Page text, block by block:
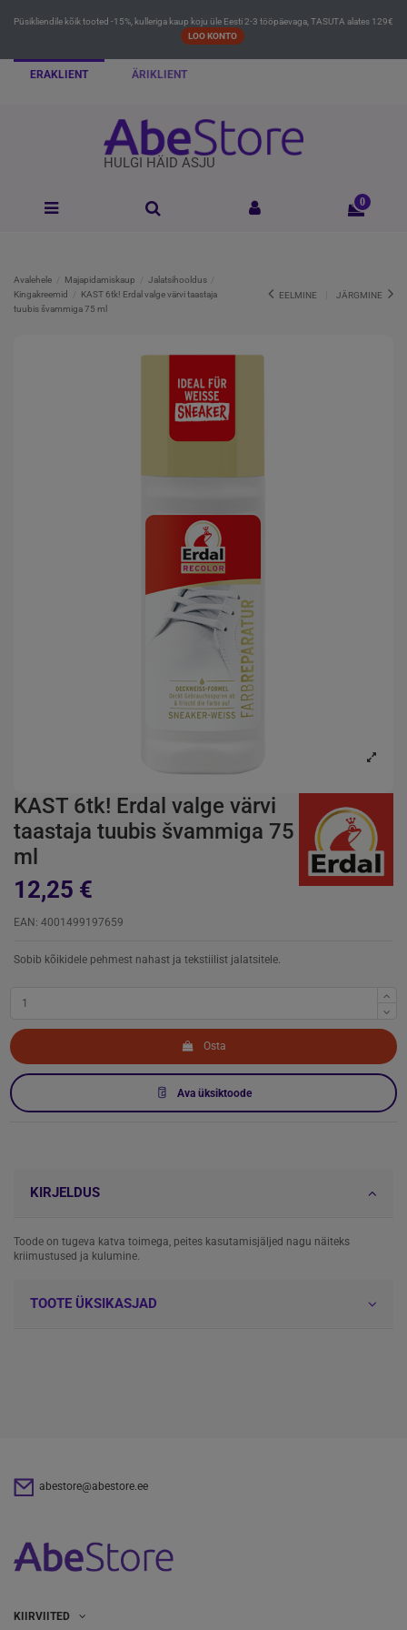
Püsikliendile kõik tooted -15%, kulleriga kaup koju üle Eesti 2-3 tööpäevaga, TASUTA alates 129€
LOO KONTO
ERAKLIENT ÄRIKLIENT
HULGI HÄID ASJU
0
Avalehele Majapidamiskaup
Jalatsihooldus
Kingakreemid
KAST 6tk! Erdal valge värvi taastaja
tuubis švammiga 75 ml
EELMINE JÄRGMINE
KAST 6tk! Erdal valge värvi
taastaja tuubis švammiga 75
ml
12,25 €
EAN: 4001499197659
Sobib kõikidele pehmest nahast ja tekstiilist jalatsitele.
Osta
Ava üksiktoode
KIRJELDUS
Toode on tugeva katva toimega, peites kasutamisjäljed nagu näiteks
kriimustused ja kulumine.
TOOTE ÜKSIKASJAD
abestore@abestore.ee
KIIRVIITED